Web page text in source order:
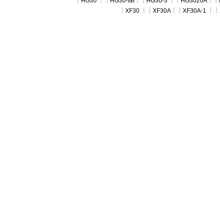
┆ XF30 ┆┆ XF30A ┆┆ XF30A-1 ┆┆